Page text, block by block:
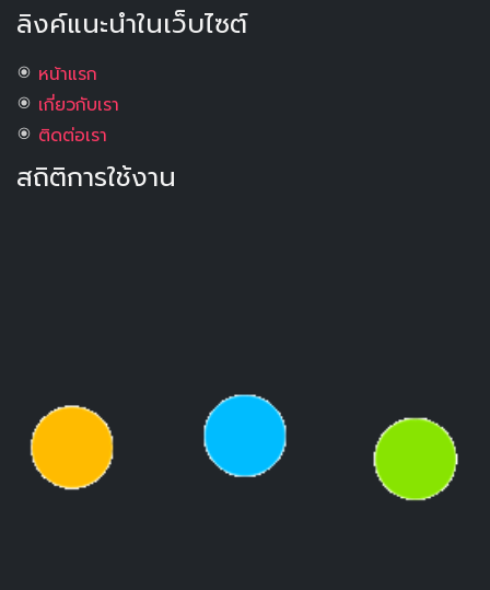
ลิงค์แนะนำในเว็บไซต์
หน้าแรก
เกี่ยวกับเรา
ติดต่อเรา
สถิติการใช้งาน